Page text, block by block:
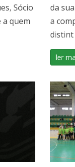
Sócio
a quem
da
a
distint
ler